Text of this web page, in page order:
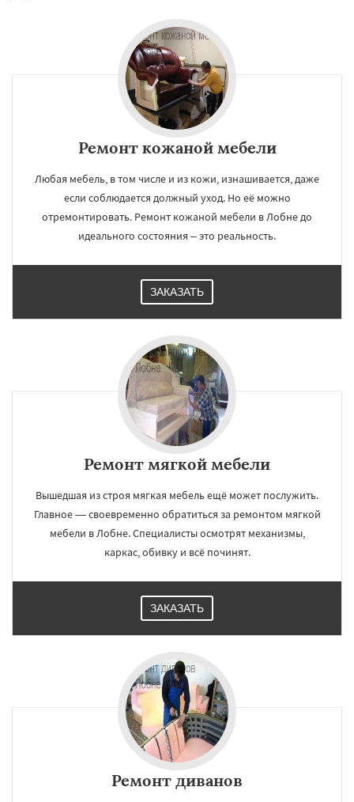
Ремонт кожаной мебели
Любая мебель, в том числе и из кожи, изнашивается, даже
если соблюдается должный уход. Но её можно
отремонтировать. Ремонт кожаной мебели в Лобне до
идеального состояния – это реальность.
ЗАКАЗАТЬ
Ремонт мягкой мебели
Вышедшая из строя мягкая мебель ещё может послужить.
Главное — своевременно обратиться за ремонтом мягкой
мебели в Лобне. Специалисты осмотрят механизмы,
каркас, обивку и всё починят.
ЗАКАЗАТЬ
Ремонт диванов